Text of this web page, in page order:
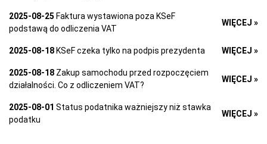
2025-08-25 Faktura wystawiona poza KSeF
podstawą do odliczenia VAT
WIĘCEJ »
2025-08-18 KSeF czeka tylko na podpis prezydenta WIĘCEJ »
2025-08-18 Zakup samochodu przed rozpoczęciem
działalności. Co z odliczeniem VAT?
WIĘCEJ »
2025-08-01 Status podatnika ważniejszy niż stawka
podatku
WIĘCEJ »